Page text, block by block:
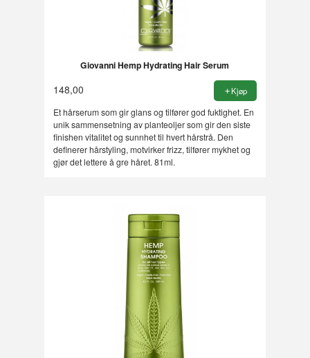
Giovanni Hemp Hydrating Hair Serum
148,00 Kjøp
Et hårserum som gir glans og tilfører god fuktighet. En
unik sammensetning av planteoljer som gir den siste
finishen vitalitet og sunnhet til hvert hårstrå. Den
definerer hårstyling, motvirker frizz, tilfører mykhet og
gjør det lettere å gre håret. 81ml.